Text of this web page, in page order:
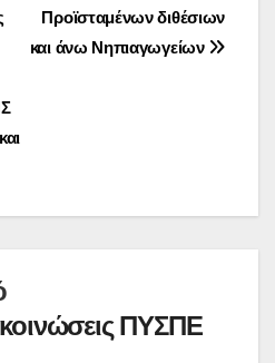
Προϊσταμένων διθέσιων
και άνω Νηπιαγωγείων
ΠΥΣΠΕ